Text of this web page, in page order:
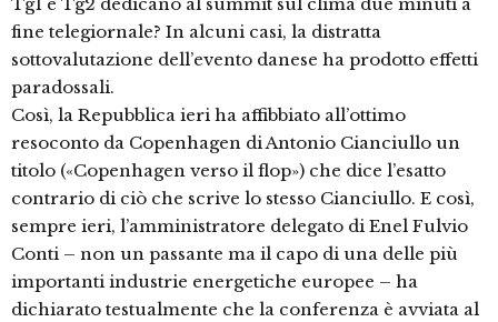
Tg1 e Tg2 dedicano al summit sul clima due minuti a
fine telegiornale? In alcuni casi, la distratta
sottovalutazione dell’evento danese ha prodotto effetti
paradossali.
Così, la Repubblica ieri ha affibbiato all’ottimo
resoconto da Copenhagen di Antonio Cianciullo un
titolo («Copenhagen verso il flop») che dice l’esatto
contrario di ciò che scrive lo stesso Cianciullo. E così,
sempre ieri, l’amministratore delegato di Enel Fulvio
Conti – non un passante ma il capo di una delle più
importanti industrie energetiche europee – ha
dichiarato testualmente che la conferenza è avviata al